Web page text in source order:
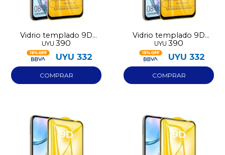
Vidrio templado 9D
Iphone 13
UYU 390
UYU 332
Vidrio templado 9D
Iphone 14
UYU 390
UYU 332